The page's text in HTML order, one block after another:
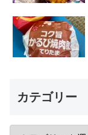
カテゴリー